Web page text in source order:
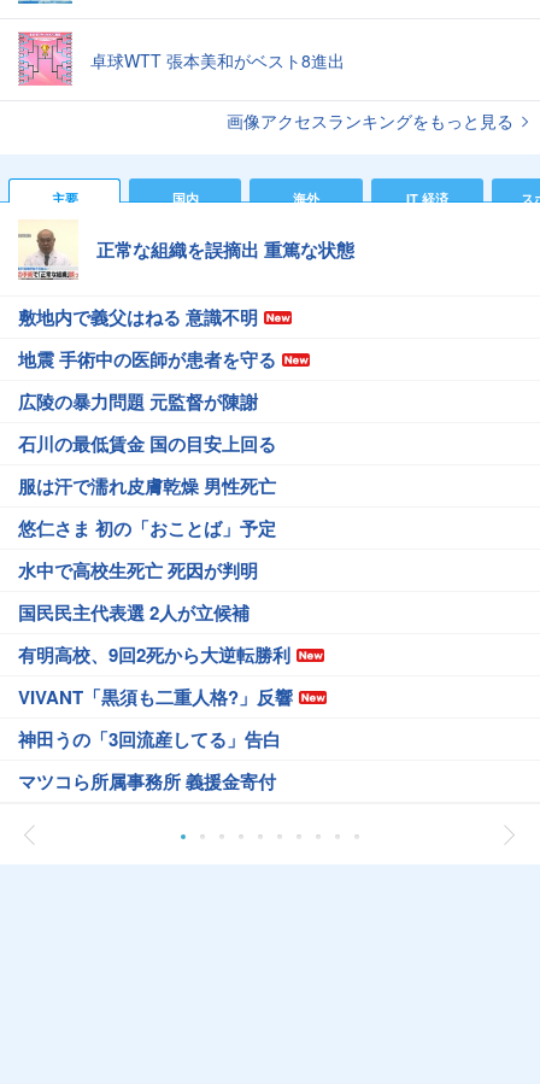
卓球WTT 張本美和がベスト8進出
画像アクセスランキングをもっと見る
主要 国内 海外 IT 経済 ス
正常な組織を誤摘出 重篤な状態
敷地内で義父はねる 意識不明
地震 手術中の医師が患者を守る
広陵の暴力問題 元監督が陳謝
石川の最低賃金 国の目安上回る
服は汗で濡れ皮膚乾燥 男性死亡
悠仁さま 初の「おことば」予定
水中で高校生死亡 死因が判明
国民民主代表選 2人が立候補
有明高校、9回2死から大逆転勝利
VIVANT「黒須も二重人格?」反響
神田うの「3回流産してる」告白
マツコら所属事務所 義援金寄付